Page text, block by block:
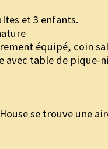
et 3 enfants.
équipé, coin
avec table de
se trouve une